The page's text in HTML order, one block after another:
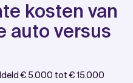
overstap naar
kosten van
auto versus
€ 5.000 tot € 15.000